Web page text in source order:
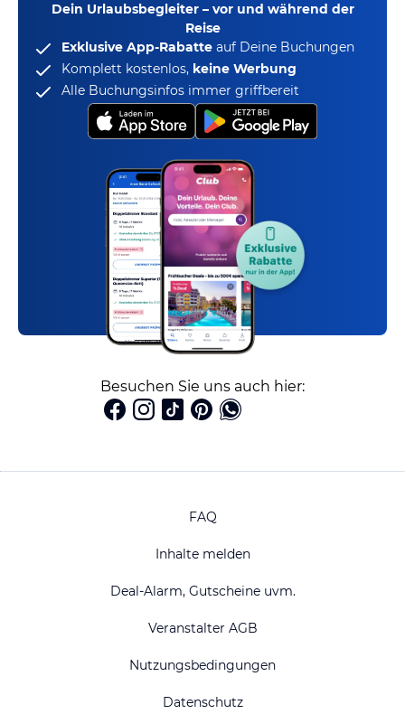
Dein Urlaubsbegleiter – vor und während der
Reise
Exklusive App-Rabatte auf Deine Buchungen
Komplett kostenlos, keine Werbung
Alle Buchungsinfos immer griffbereit
Besuchen Sie uns auch hier:
FAQ
Inhalte melden
Deal-Alarm, Gutscheine uvm.
Veranstalter AGB
Nutzungsbedingungen
Datenschutz